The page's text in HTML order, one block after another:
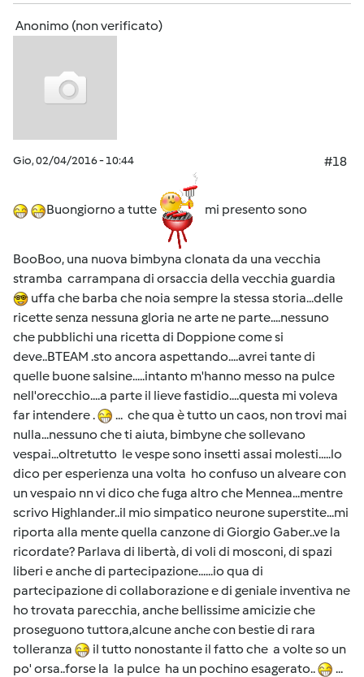
Anonimo (non verificato)
Gio, 02/04/2016 - 10:44 #18
Buongiorno a tutte mi presento sono
BooBoo, una nuova bimbyna clonata da una vecchia
stramba carrampana di orsaccia della vecchia guardia
uffa che barba che noia sempre la stessa storia...delle
ricette senza nessuna gloria ne arte ne parte....nessuno
che pubblichi una ricetta di Doppione come si
deve..BTEAM .sto ancora aspettando....avrei tante di
quelle buone salsine.....intanto m'hanno messo na pulce
nell'orecchio....a parte il lieve fastidio....questa mi voleva
far intendere .
... che qua è tutto un caos, non trovi mai
nulla...nessuno che ti aiuta, bimbyne che sollevano
vespai...oltretutto le vespe sono insetti assai molesti.....lo
dico per esperienza una volta ho confuso un alveare con
un vespaio nn vi dico che fuga altro che Mennea...mentre
scrivo Highlander..il mio simpatico neurone superstite...mi
riporta alla mente quella canzone di Giorgio Gaber..ve la
ricordate? Parlava di libertà, di voli di mosconi, di spazi
liberi e anche di partecipazione......io qua di
partecipazione di collaborazione e di geniale inventiva ne
ho trovata parecchia, anche bellissime amicizie che
proseguono tuttora,alcune anche con bestie di rara
tolleranza
il tutto nonostante il fatto che a volte so un
po' orsa..forse la la pulce ha un pochino esagerato..
...